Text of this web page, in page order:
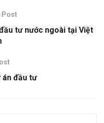
Post
tư nước ngoài tại Việt
án đầu tư